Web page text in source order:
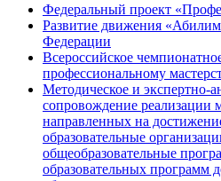
Федеральный проект
Развитие движения
Федерации
Всероссийское
профессиональному
Методическое и экспертно-
сопровождение реализации
направленных на
образовательные
общеобразовательные
образовательных программ